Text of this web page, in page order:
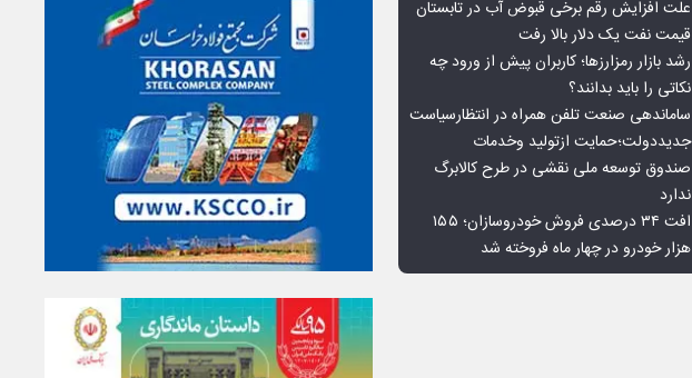
علت افزایش رقم برخی قبوض آب در تابستان
قیمت نفت یک دلار بالا رفت
رشد بازار رمزارزها؛ کاربران پیش از ورود چه
نکاتی را باید بدانند؟
ساماندهی صنعت تلفن همراه در انتظارسیاست
جدیددولت؛حمایت ازتولید وخدمات
صندوق توسعه ملی نقشی در طرح کالابرگ
ندارد
افت ۳۴ درصدی فروش خودروسازان؛ ۱۵۵
هزار خودرو در چهار ماه فروخته شد